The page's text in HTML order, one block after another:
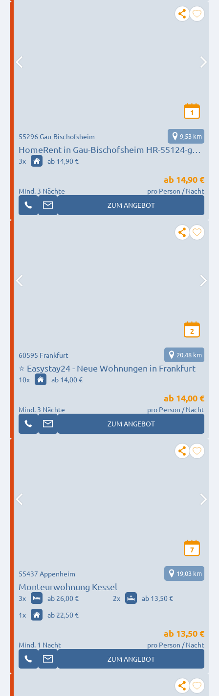
1
HomeRent in Gau-Bischofsheim HR-55124-gau-
bischofsheim
55296 Gau-Bischofsheim 9,53 km
3x ab 14,90 €
Mind. 3 Nächte
ab 14,90 €
pro Person / Nacht
ZUM ANGEBOT
2
⭐ Easystay24 - Neue Wohnungen in Frankfurt
60595 Frankfurt 20,48 km
10x ab 14,00 €
Mind. 3 Nächte
ab 14,00 €
pro Person / Nacht
ZUM ANGEBOT
7
Monteurwohnung Kessel
55437 Appenheim 19,03 km
3x ab 26,00 € 2x
ab 13,50 €
1x ab 22,50 €
Mind. 1 Nacht
ab 13,50 €
pro Person / Nacht
ZUM ANGEBOT